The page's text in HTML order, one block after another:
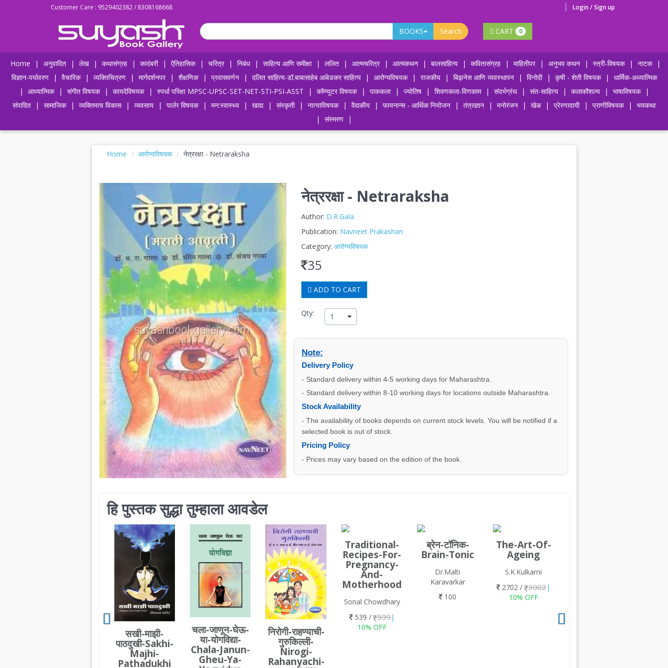
Customer Care : 9529402382 / 8308168668 Login / Sign up
BOOKS Search CART 0
Home | अनुवादित | लेख | कथासंग्रह | कादंबरी | ऐतिहासिक | चरित्र | निबंध | साहित्य आणि समीक्षा | ललित | आत्मचरित्र | आत्मकथन | बालसाहित्य | कवितासंग्रह | माहितीपर | अनुभव कथन | स्त्री-विषयक | नाटक
|
विज्ञान-पर्यावरण
| वैचारिक | व्यक्तिचित्रण | मार्गदर्शनपर | शैक्षणिक | प्रवासवर्णन | दलित साहित्य-डॉ.बाबासाहेब आंबेडकर साहित्य | आरोग्यविषयक | राजकीय | बिझनेस आणि व्यवस्थापन | विनोदी | कृषी - शेती विषयक |
धार्मिक-अध्यात्मिक
|
आध्यात्मिक | संगीत विषयक | कायदेविषयक | स्पर्धा परिक्षा MPSC-UPSC-SET-NET-STI-PSI-ASST | कॉम्प्युटर विषयक | पाककला | ज्योतिष | शिवणकला-विणकाम | संदर्भग्रंथ | संत-साहित्य | कलाकौशल्य | भाषाविषयक
|
संपादित
| सामाजिक | व्यक्तिमत्व विकास | व्यवसाय | पार्लर विषयक | मन:स्वास्थ्य | खाद्य | संस्कृती | नात्याविषयक | वैद्यकीय | फायनान्स - आर्थिक नियोजन | तंत्रज्ञान | मनोरंजन | खेळ | प्रेरणादायी | प्राणीविषयक |
भयकथा
|
संस्मरण |
Home आरोग्यविषयक नेत्ररक्षा - Netraraksha
नेत्ररक्षा - Netraraksha
Author: D.R.Gala
Publication: Navneet Prakashan
Category: आरोग्यविषयक
35
ADD TO CART
Qty: 1
Note:
Delivery Policy
- Standard delivery within 4-5 working days for Maharashtra.
- Standard delivery within 8-10 working days for locations outside Maharashtra.
Stock Availability
- The availability of books depends on current stock levels. You will be notified if a
selected book is out of stock.
Pricing Policy
- Prices may vary based on the edition of the book.
हि पुस्तक सुद्धा तुम्हाला आवडेल
सखी-माझी-
पाठदुखी-Sakhi-
Majhi-
Pathadukhi
चला-जाणून-घेऊ-
या-योगविद्या-
Chala-Janun-
Gheu-Ya-
निरोगी-राहण्याची-
गुरुकिल्ली-
Nirogi-
Rahanyachi-
Traditional-
Recipes-For-
Pregnancy-
And-
Motherhood
Sonal Chowdhary
539 /
599|
10% OFF
ब्रेन-टॉनिक-
Brain-Tonic
Dr.Malti
Karavarkar
100
The-Art-Of-
Ageing
S.K.Kulkarni
2702 / 3002|
10% OFF